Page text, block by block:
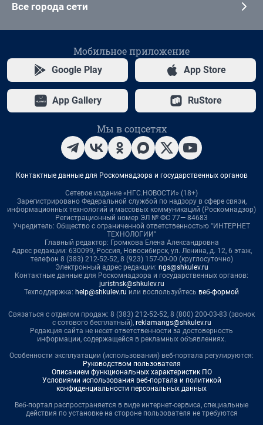
Все города сети
Мобильное приложение
Google Play App Store
App Gallery RuStore
Мы в соцсетях
Контактные данные для Роскомнадзора и государственных органов
Сетевое издание «НГС.НОВОСТИ» (18+)
Зарегистрировано Федеральной службой по надзору в сфере связи,
информационных технологий и массовых коммуникаций (Роскомнадзор)
Регистрационный номер ЭЛ № ФС 77— 84683
Учредитель: Общество с ограниченной ответственностью "ИНТЕРНЕТ
ТЕХНОЛОГИИ"
Главный редактор: Громкова Елена Александровна
Адрес редакции: 630099, Россия, Новосибирск, ул. Ленина, д. 12, 6 этаж,
телефон 8 (383) 212-52-52, 8 (923) 157-00-00 (круглосуточно)
Электронный адрес редакции: ngs@shkulev.ru
Контактные данные для Роскомнадзора и государственных органов:
juristnsk@shkulev.ru
Техподдержка: help@shkulev.ru или воспользуйтесь веб-формой
Связаться с отделом продаж: 8 (383) 212-52-52, 8 (800) 200-03-83 (звонок
с сотового бесплатный), reklamangs@shkulev.ru
Редакция сайта не несет ответственности за достоверность
информации, содержащейся в рекламных объявлениях.
Особенности эксплуатации (использования) веб-портала регулируются:
Руководством пользователя
Описанием функциональных характеристик ПО
Условиями использования веб-портала и политикой
конфиденциальности персональных данных
Веб-портал распространяется в виде интернет-сервиса, специальные
действия по установке на стороне пользователя не требуются